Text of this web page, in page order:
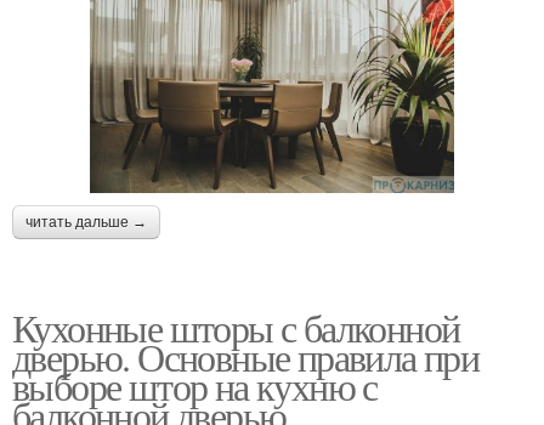
читать дальше →
Кухонные шторы с балконной
дверью. Основные правила при
выборе штор на кухню с
балконной дверью